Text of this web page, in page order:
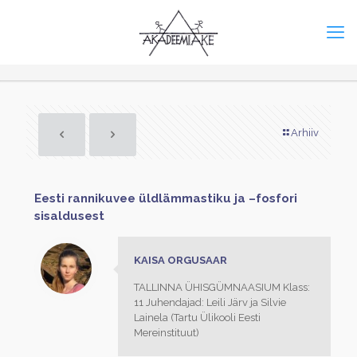
Arhiiv
Eesti rannikuvee üldlämmastiku ja –fosfori
sisaldusest
KAISA ORGUSAAR
TALLINNA ÜHISGÜMNAASIUM Klass:
11 Juhendajad: Leili Järv ja Silvie
Lainela (Tartu Ülikooli Eesti
Mereinstituut)